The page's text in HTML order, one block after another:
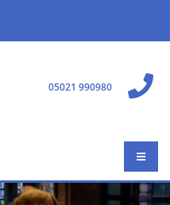
05021 990980